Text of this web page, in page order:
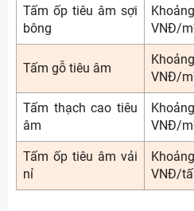
Tấm ốp tiêu âm sợi
bông
VNĐ/
Tấm gỗ tiêu âm
VNĐ/
Tấm thạch cao tiêu
âm
VNĐ/
Tấm ốp tiêu âm vải
nỉ
VNĐ/